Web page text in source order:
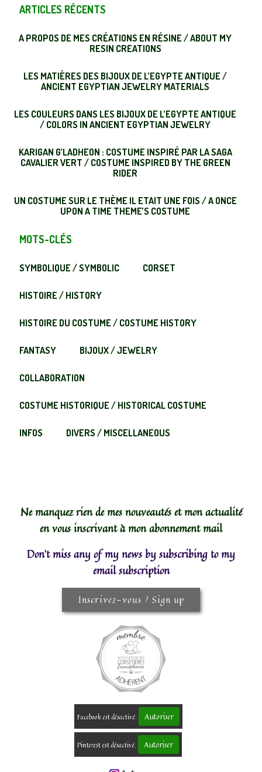
ARTICLES RÉCENTS
A PROPOS DE MES CRÉATIONS EN RÉSINE / ABOUT MY
RESIN CREATIONS
LES MATIÈRES DES BIJOUX DE L’EGYPTE ANTIQUE /
ANCIENT EGYPTIAN JEWELRY MATERIALS
LES COULEURS DANS LES BIJOUX DE L’EGYPTE ANTIQUE
/ COLORS IN ANCIENT EGYPTIAN JEWELRY
KARIGAN G’LADHEON : COSTUME INSPIRÉ PAR LA SAGA
CAVALIER VERT / COSTUME INSPIRED BY THE GREEN
RIDER
UN COSTUME SUR LE THÈME IL ETAIT UNE FOIS / A ONCE
UPON A TIME THEME’S COSTUME
MOTS-CLÉS
SYMBOLIQUE / SYMBOLIC CORSET
HISTOIRE / HISTORY
HISTOIRE DU COSTUME / COSTUME HISTORY
FANTASY BIJOUX / JEWELRY
COLLABORATION
COSTUME HISTORIQUE / HISTORICAL COSTUME
INFOS DIVERS / MISCELLANEOUS
Ne manquez rien de mes nouveautés et mon actualité
en vous inscrivant à mon abonnement mail
Don't miss any of my news by subscribing to my
email subscription
Inscrivez-vous / Sign up
Facebook est désactivé. Autoriser
Pinterest est désactivé. Autoriser